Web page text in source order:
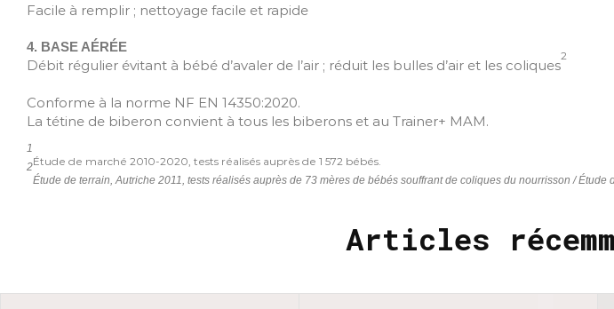
Facile à remplir ; nettoyage facile et rapide
4. BASE AÉRÉE
Débit régulier évitant à bébé d’avaler de l’air ; réduit les bulles d’air et les coliques
2
Conforme à la norme NF EN 14350:2020.
La tétine de biberon convient à tous les biberons et au Trainer+ MAM.
1
Étude de marché 2010-2020, tests réalisés auprès de 1 572 bébés.
2
Étude de terrain, Autriche 2011, tests réalisés auprès de 73 mères de bébés souffrant de coliques du nourrisson /Étude
Articles